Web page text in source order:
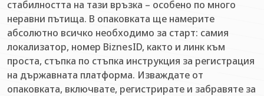
стабилността на тази връзка – особено по много
неравни пътища. В опаковката ще намерите
абсолютно всичко необходимо за старт: самия
локализатор, номер BiznesID, както и линк към
проста, стъпка по стъпка инструкция за регистрация
на държавната платформа. Изваждате от
опаковката, включвате, регистрирате и забравяте за